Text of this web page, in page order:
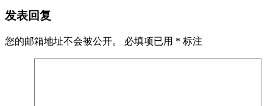
于
发表回复
您的邮箱地址不会被公开。 必填项已用 * 标注